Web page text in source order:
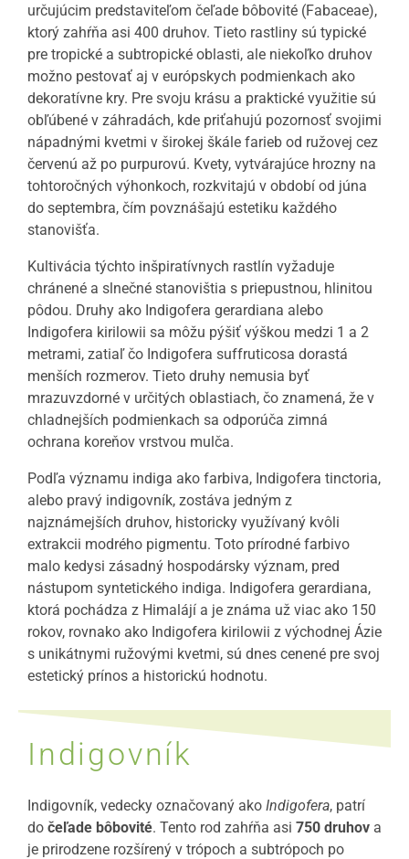
určujúcim predstaviteľom čeľade bôbovité (Fabaceae),
ktorý zahŕňa asi 400 druhov. Tieto rastliny sú typické
pre tropické a subtropické oblasti, ale niekoľko druhov
možno pestovať aj v európskych podmienkach ako
dekoratívne kry. Pre svoju krásu a praktické využitie sú
obľúbené v záhradách, kde priťahujú pozornosť svojimi
nápadnými kvetmi v širokej škále farieb od ružovej cez
červenú až po purpurovú. Kvety, vytvárajúce hrozny na
tohtoročných výhonkoch, rozkvitajú v období od júna
do septembra, čím povznášajú estetiku každého
stanovišťa.
Kultivácia týchto inšpiratívnych rastlín vyžaduje
chránené a slnečné stanovištia s priepustnou, hlinitou
pôdou. Druhy ako Indigofera gerardiana alebo
Indigofera kirilowii sa môžu pýšiť výškou medzi 1 a 2
metrami, zatiaľ čo Indigofera suffruticosa dorastá
menších rozmerov. Tieto druhy nemusia byť
mrazuvzdorné v určitých oblastiach, čo znamená, že v
chladnejších podmienkach sa odporúča zimná
ochrana koreňov vrstvou mulča.
Podľa významu indiga ako farbiva, Indigofera tinctoria,
alebo pravý indigovník, zostáva jedným z
najznámejších druhov, historicky využívaný kvôli
extrakcii modrého pigmentu. Toto prírodné farbivo
malo kedysi zásadný hospodársky význam, pred
nástupom syntetického indiga. Indigofera gerardiana,
ktorá pochádza z Himalájí a je známa už viac ako 150
rokov, rovnako ako Indigofera kirilowii z východnej Ázie
s unikátnymi ružovými kvetmi, sú dnes cenené pre svoj
estetický prínos a historickú hodnotu.
Indigovník
Indigovník, vedecky označovaný ako Indigofera, patrí
do čeľade bôbovité. Tento rod zahŕňa asi 750 druhov a
je prirodzene rozšírený v trópoch a subtrópoch po